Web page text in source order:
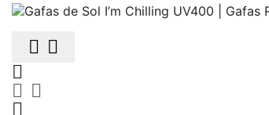





